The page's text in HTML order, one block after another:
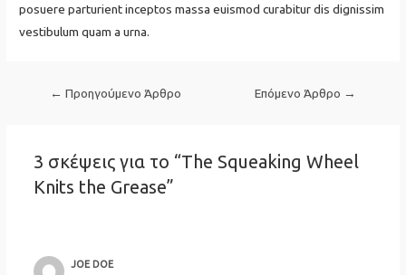
posuere parturient inceptos massa euismod curabitur dis dignissim
vestibulum quam a urna.
Πλοήγηση
← Προηγούμενο Άρθρο Επόμενο Άρθρο →
3 σκέψεις για το “The Squeaking Wheel
Knits the Grease”
JOE DOE